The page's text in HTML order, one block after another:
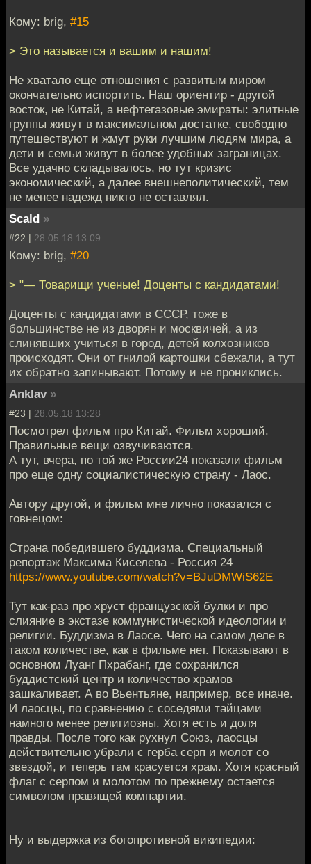
Кому: brig, #15
> Это называется и вашим и нашим!
Не хватало еще отношения с развитым миром
окончательно испортить. Наш ориентир - другой
восток, не Китай, а нефтегазовые эмираты: элитные
группы живут в максимальном достатке, свободно
путешествуют и жмут руки лучшим людям мира, а
дети и семьи живут в более удобных заграницах.
Все удачно складывалось, но тут кризис
экономический, а далее внешнеполитический, тем
не менее надежд никто не оставлял.
Scald »
#22 | 28.05.18 13:09
Кому: brig, #20
> "— Товарищи ученые! Доценты с кандидатами!
Доценты с кандидатами в СССР, тоже в
большинстве не из дворян и москвичей, а из
слинявших учиться в город, детей колхозников
происходят. Они от гнилой картошки сбежали, а тут
их обратно запинывают. Потому и не прониклись.
Anklav »
#23 | 28.05.18 13:28
Посмотрел фильм про Китай. Фильм хороший.
Правильные вещи озвучиваются.
А тут, вчера, по той же России24 показали фильм
про еще одну социалистическую страну - Лаос.
Автору другой, и фильм мне лично показался с
говнецом:
Страна победившего буддизма. Специальный
репортаж Максима Киселева - Россия 24
https://www.youtube.com/watch?v=BJuDMWiS62E
Тут как-раз про хруст французской булки и про
слияние в экстазе коммунистической идеологии и
религии. Буддизма в Лаосе. Чего на самом деле в
таком количестве, как в фильме нет. Показывают в
основном Луанг Пхрабанг, где сохранился
буддистский центр и количество храмов
зашкаливает. А во Вьентьяне, например, все иначе.
И лаосцы, по сравнению с соседями тайцами
намного менее религиозны. Хотя есть и доля
правды. После того как рухнул Союз, лаосцы
действительно убрали с герба серп и молот со
звездой, и теперь там красуется храм. Хотя красный
флаг с серпом и молотом по прежнему остается
символом правящей компартии.
Ну и выдержка из богопротивной википедии: